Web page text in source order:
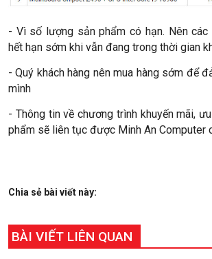
- Vì số lượng sản phẩm có hạn. Nên
hết hạn sớm khi vẫn đang trong thời gian
- Quý khách hàng nên mua hàng sớm để
mình
- Thông tin về chương trình khuyến mãi,
phẩm sẽ liên tục được Minh An Computer
Chia sẻ bài viết này:
BÀI VIẾT LIÊN QUAN